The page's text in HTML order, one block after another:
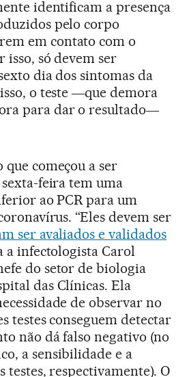
identificam a presença
pelo corpo
em contato com o
isso, só devem ser
dia dos sintomas da
o teste ―que demora
para dar o resultado―
que começou a ser
feira tem uma
ao PCR para um
“Eles devem ser
ser avaliados e validados
a infectologista Carol
do setor de biologia
das Clínicas. Ela
de observar no
testes conseguem detectar
não dá falso negativo (no
a sensibilidade e a
testes, respectivamente). O